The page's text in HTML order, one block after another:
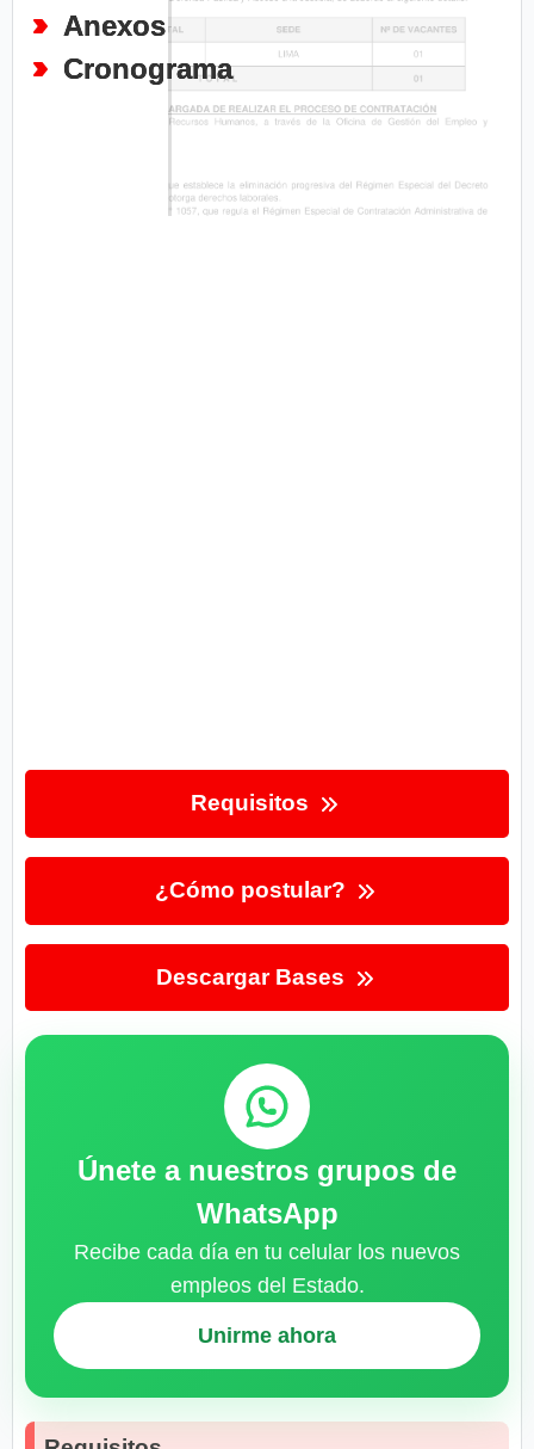
Anexos
Cronograma
Requisitos
¿Cómo postular?
Descargar Bases
Únete a nuestros grupos de
WhatsApp
Recibe cada día en tu celular los nuevos
empleos del Estado.
Unirme ahora